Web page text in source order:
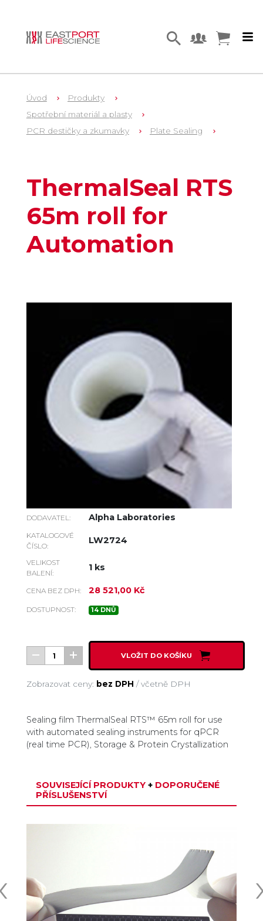
Úvod
Produkty
Spotřební materiál a plasty
PCR destičky a zkumavky
Plate Sealing
ThermalSeal RTS
65m roll for
Automation
DODAVATEL: Alpha Laboratories
KATALOGOVÉ
ČÍSLO:
LW2724
VELIKOST
BALENÍ:
1 ks
CENA BEZ DPH: 28 521,00 Kč
DOSTUPNOST: 14 DNŮ
VLOŽIT DO KOŠÍKU
Zobrazovat ceny: bez DPH /včetně DPH
Sealing film ThermalSeal RTS™ 65m roll for use
with automated sealing instruments for qPCR
(real time PCR), Storage & Protein Crystallization
SOUVISEJÍCÍ PRODUKTY +DOPORUČENÉ
PŘÍSLUŠENSTVÍ